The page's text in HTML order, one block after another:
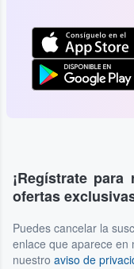
¡Regístrate
ofertas
Puedes cancelar la
enlace que aparece en
nuestro aviso de